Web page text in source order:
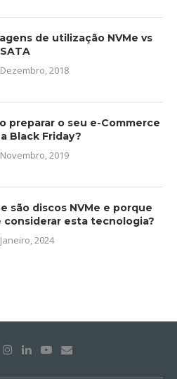
de utilização NVMe vs
2018
preparar o seu e-Commerce
Black Friday?
2019
são discos NVMe e porque
considerar esta tecnologia?
2024